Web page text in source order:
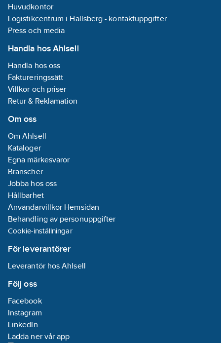
Huvudkontor
Logistikcentrum i Hallsberg - kontaktuppgifter
Press och media
Handla hos Ahlsell
Handla hos oss
Faktureringssätt
Villkor och priser
Retur & Reklamation
Om oss
Om Ahlsell
Kataloger
Egna märkesvaror
Branscher
Jobba hos oss
Hållbarhet
Användarvillkor Hemsidan
Behandling av personuppgifter
Cookie-inställningar
För leverantörer
Leverantör hos Ahlsell
Följ oss
Facebook
Instagram
LinkedIn
Ladda ner vår app